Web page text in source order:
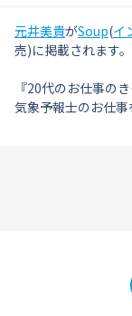
元井美貴がSoup(イ
売)に掲載されます。
『20代のお仕事の
気象予報士のお仕事